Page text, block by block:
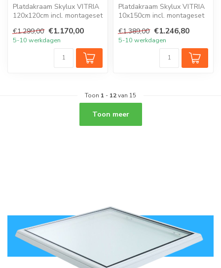
Platdakraam Skylux VITRIA
120x120cm incl. montageset
€1.299,00 €1.170,00
5-10 werkdagen
Platdakraam Skylux VITRIA
10x150cm incl. montageset
20/0...
€1.389,00 €1.246,80
5-10 werkdagen
Toon 1 - 12van 15
Toon meer